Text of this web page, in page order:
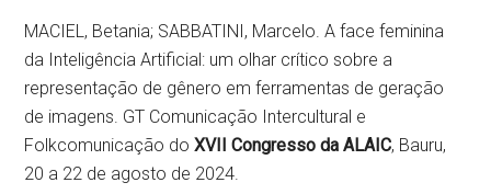
MACIEL, Betania; SABBATINI, Marcelo. A face feminina
da Inteligência Artificial: um olhar crítico sobre a
representação de gênero em ferramentas de geração
de imagens. GT Comunicação Intercultural e
Folkcomunicação doXVII Congresso da ALAIC, Bauru,
20 a 22 de agosto de 2024.